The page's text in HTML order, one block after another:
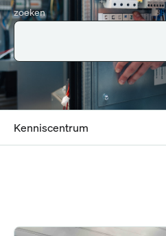
zoeken
Kenniscentrum